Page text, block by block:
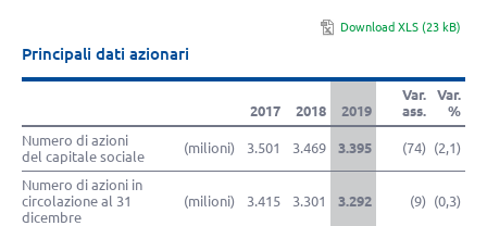
Download XLS (23 kB)
Principali dati azionari
2017 2018 2019
Var.
ass.
Var.
%
Numero di azioni
del capitale sociale
(milioni) 3.501 3.469 3.395 (74) (2,1)
Numero di azioni in
circolazione al 31
dicembre
(milioni) 3.415 3.301 3.292 (9) (0,3)